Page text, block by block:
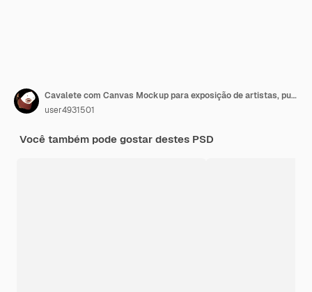
Cavalete com Canvas Mockup para exposição de artistas, publicidade e comunicação.
user4931501
Você também pode gostar destes PSD